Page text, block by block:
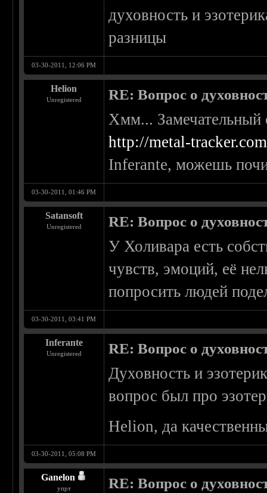
духовность и
разницы
03-30-2011, 12:06 PM
Helion
Unregistered RE: Вопрос о
Хмм... Замечательный
http://metal-
Inferante, можешь
03-30-2011, 01:46 PM
Satansoft
Unregistered RE: Вопрос о
У Холивара есть
чувств, эмоций, её
попросить людей
03-30-2011, 03:41 PM
Inferante
Unregistered RE: Вопрос о
Духовность и
вопрос был про
Helion, да
03-30-2011, 05:08 PM
Ganelon
упрт RE: Вопрос о